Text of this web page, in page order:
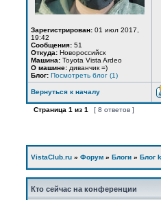
Зарегистрирован: 01 июл 2017,
19:42
Сообщения: 51
Откуда: Новороссийск
Машина: Toyota Vista Ardeo
О машине: диванчик =)
Блог: Посмотреть блог (1)
Вернуться к началу
Страница 1 из 1 [ 8 ответов ]
VistaClub.ru » Форум » Блоги » Блог
Кто сейчас на конференции